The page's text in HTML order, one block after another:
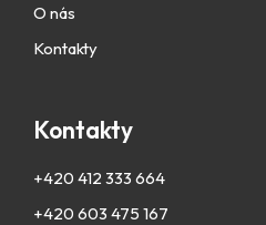
O nás
Kontakty
Kontakty
+420 412 333 664
+420 603 475 167